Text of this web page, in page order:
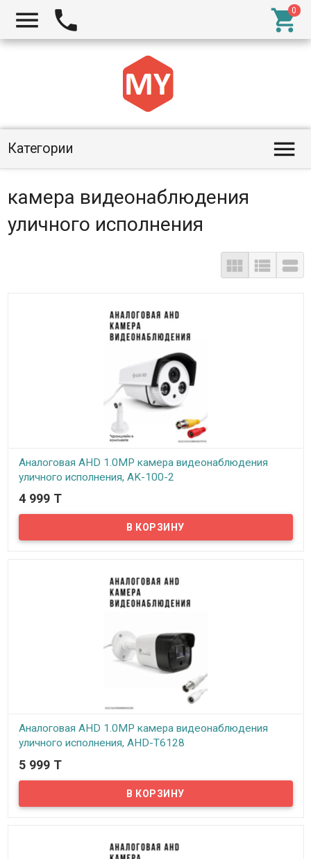
  
Категории 
камера видеонаблюдения
уличного исполнения
  
Аналоговая AHD 1.0MP камера видеонаблюдения
уличного исполнения, AK-100-2
В наличии
Предлагаем бюджетные аналоговые AHD камеры
видеонаблюдения уличного исполнения, модель AK-100-2!
4 999 T
Аналоговая AHD 1.0MP камера видеонаблюдения
уличного исполнения, AHD-T6128
В наличии
Предлагаем бюджетные аналоговые AHD камеры
видеонаблюдения уличного исполнения, модель AHD-T6128!
5 999 T